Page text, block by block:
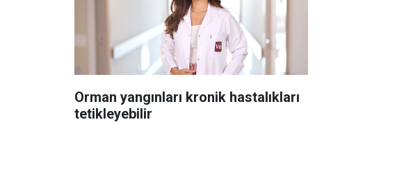
Orman yangınları kronik hastalıkları
tetikleyebilir